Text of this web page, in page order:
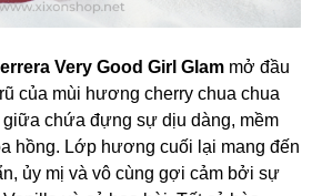
Very Good Girl Glam mở đầu
của mùi hương cherry chua chua
chứa đựng sự dịu dàng, mềm
hồng. Lớp hương cuối lại mang đến
ủy mị và vô cùng gợi cảm bởi sự